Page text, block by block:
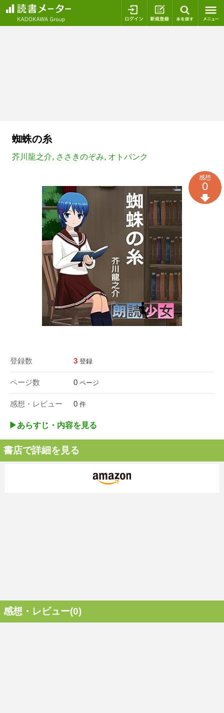
ログイン 新規登録
蜘蛛の糸
芥川龍之介, ささきのぞみ, オトバンク
登録数 3 登録
ページ数 0 ページ
感想・レビュー 0 件
感想
0
▶︎あらすじ・内容を見る
書店で詳細を見る
感想・レビュー(0)